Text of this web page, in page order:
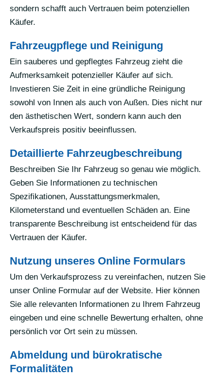
sondern schafft auch Vertrauen beim potenziellen
Käufer.
Fahrzeugpflege und Reinigung
Ein sauberes und gepflegtes Fahrzeug zieht die
Aufmerksamkeit potenzieller Käufer auf sich.
Investieren Sie Zeit in eine gründliche Reinigung
sowohl von Innen als auch von Außen. Dies nicht nur
den ästhetischen Wert, sondern kann auch den
Verkaufspreis positiv beeinflussen.
Detaillierte Fahrzeugbeschreibung
Beschreiben Sie Ihr Fahrzeug so genau wie möglich.
Geben Sie Informationen zu technischen
Spezifikationen, Ausstattungsmerkmalen,
Kilometerstand und eventuellen Schäden an. Eine
transparente Beschreibung ist entscheidend für das
Vertrauen der Käufer.
Nutzung unseres Online Formulars
Um den Verkaufsprozess zu vereinfachen, nutzen Sie
unser Online Formular auf der Website. Hier können
Sie alle relevanten Informationen zu Ihrem Fahrzeug
eingeben und eine schnelle Bewertung erhalten, ohne
persönlich vor Ort sein zu müssen.
Abmeldung und bürokratische
Formalitäten